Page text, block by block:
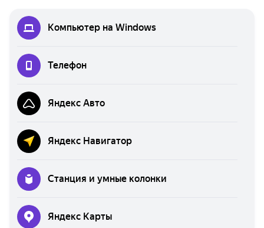
Компьютер на Windows
Телефон
Яндекс Авто
Яндекс Навигатор
Станция и умные колонки
Яндекс Карты